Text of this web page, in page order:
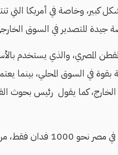
كبير، وخاصة في أمريكا التي
جيدة للتصدير في السوق
المصري، والذي يستخدم
في السوق المحلي، بينما
كما يقول رئيس بحوث